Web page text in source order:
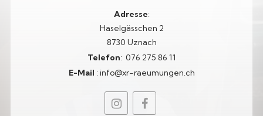
Adresse:
Haselgässchen 2
8730 Uznach
Telefon: 076 275 86 11​
E-Mail :info@xr-raeumungen.ch